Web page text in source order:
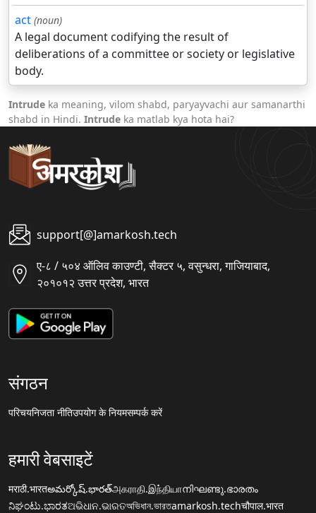
act (noun)
A legal document codifying the result of
deliberations of a committee or society or legislative
body.
Intrude ka meaning, vilom shabd, paryayvachi aur samanarthi
shabd in Hindi. Intrude ka matlab kya hota hai?
support[@]amarkosh.tech
ए-८ / ५०४ ऑलिव काउण्टी, सैक्टर ५, वसुन्धरा, गाजियाबाद,
२०१०१२ उत्तर प्रदेश, भारत
संगठन
परिचयनिजता नीतिउपयोग के नियमसम्पर्क करें
हमारी वेबसाइटें
मराठी.भारतఅమర్కోష్.భారత్அகராதி.இந்தியாനിഘണ്ടു.ഭാരതം
ನಿಘಂಟು.ಭಾರತଅଭିଧାନ.ଭାରତঅভিধান.ভারতamarkosh.techचौपाल.भारत